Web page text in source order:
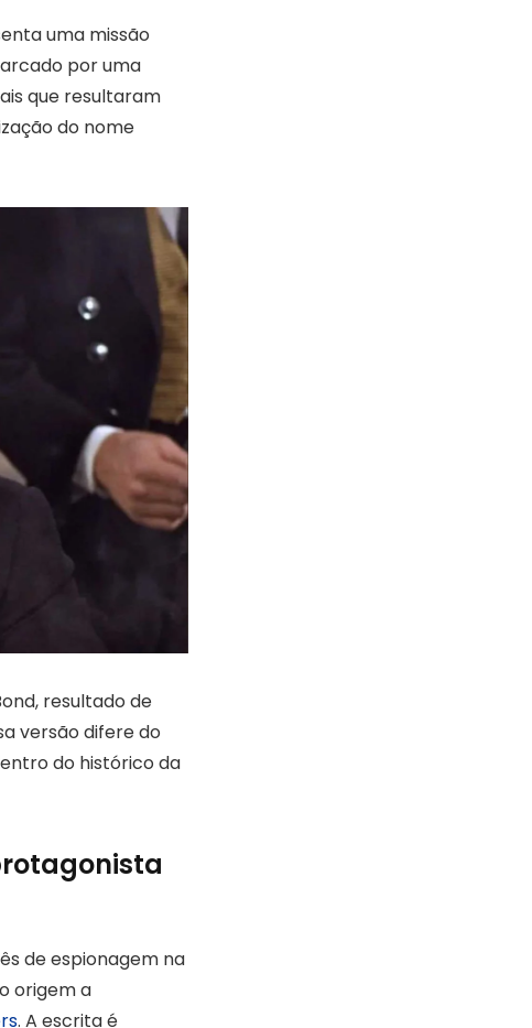
uma missão
por uma
que resultaram
do nome
resultado de
versão difere do
do histórico da
de espionagem na
origem a
. A escrita é